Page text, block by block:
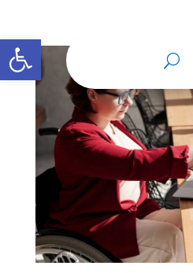
Abrir barra de herramientas